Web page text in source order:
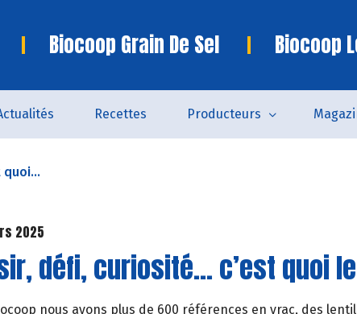
Biocoop Grain De Sel Biocoop
Recettes Producteurs
quoi...
2025
défi, curiosité… c’est quoi
nous avons plus de 600 références en vrac, des